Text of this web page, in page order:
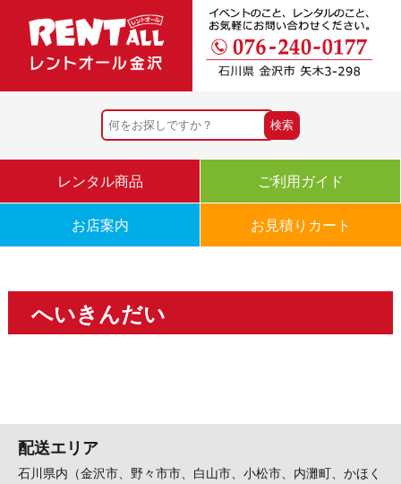
レンタル商品 ご利用ガイド
お店案内 お見積りカート
へいきんだい
配送エリア
石川県内（金沢市、野々市市、白山市、小松市、内灘町、かほく